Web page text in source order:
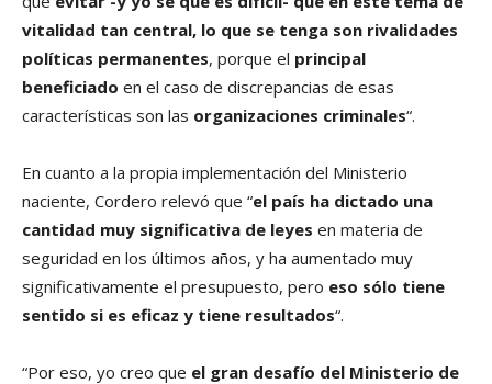
vitalidad tan central, lo que se tenga son rivalidades
políticas permanentes, porque el principal
beneficiado en el caso de discrepancias de esas
características son las organizaciones criminales“.
En cuanto a la propia implementación del Ministerio
naciente, Cordero relevó que “el país ha dictado una
cantidad muy significativa de leyes en materia de
seguridad en los últimos años, y ha aumentado muy
significativamente el presupuesto, pero eso sólo tiene
sentido si es eficaz y tiene resultados“.
“Por eso, yo creo que el gran desafío del Ministerio de